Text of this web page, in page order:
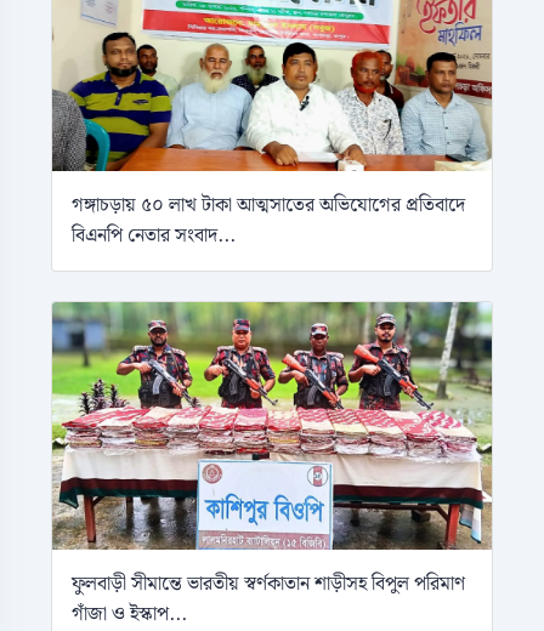
গঙ্গাচড়ায় ৫০ লাখ টাকা আত্মসাতের অভিযোগের প্রতিবাদে
বিএনপি নেতার সংবাদ...
ফুলবাড়ী সীমান্তে ভারতীয় স্বর্ণকাতান শাড়ীসহ বিপুল পরিমাণ
গাঁজা ও ইস্কাপ...